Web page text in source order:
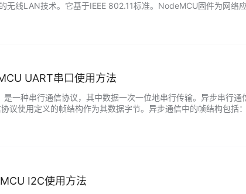
无线LAN技术。它基于IEEE 802.11标准。NodeMCU固件为网络
UART串口使用方法
一种串行通信协议，其中数据一次一位地串行传输。异步串行
议使用定义的帧结构作为其数据字节。异步通信中的帧结构包括
I2C使用方法